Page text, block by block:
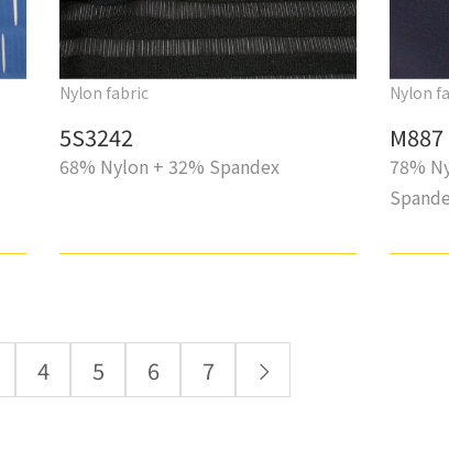
Nylon fabric
5S3242
68% Nylon + 32% Spandex
Nylon
M887
78%
4 5 6 7